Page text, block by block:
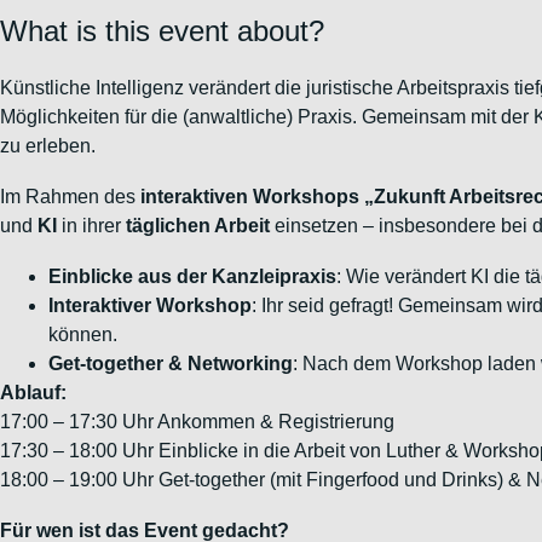
What is this event about?
Künstliche Intelligenz verändert die juristische Arbeitspraxis
Möglichkeiten für die (anwaltliche) Praxis. Gemeinsam mit der
zu erleben.
Im Rahmen des interaktiven Workshops „Zukunft
und KI in ihrer täglichen Arbeit einsetzen – insbesondere bei
Einblicke aus der Kanzleipraxis: Wie verändert KI die
Interaktiver Workshop: Ihr seid gefragt! Gemeinsam
können.
Get-together & Networking: Nach dem Workshop
Ablauf:
17:00 – 17:30 Uhr Ankommen & Registrierung
17:30 – 18:00 Uhr Einblicke in die Arbeit von Luther &
18:00 – 19:00 Uhr Get-together (mit Fingerfood und Drinks) &
Für wen ist das Event gedacht?